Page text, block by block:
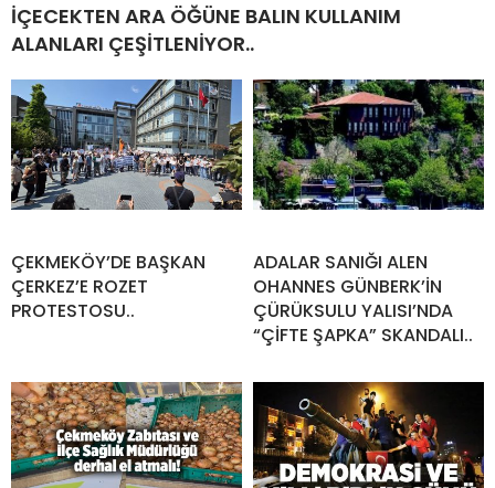
İÇECEKTEN ARA ÖĞÜNE BALIN KULLANIM
ALANLARI ÇEŞİTLENİYOR..
ÇEKMEKÖY’DE BAŞKAN
ÇERKEZ’E ROZET
PROTESTOSU..
ADALAR SANIĞI ALEN
OHANNES GÜNBERK’İN
ÇÜRÜKSULU YALISI’NDA
“ÇİFTE ŞAPKA” SKANDALI..